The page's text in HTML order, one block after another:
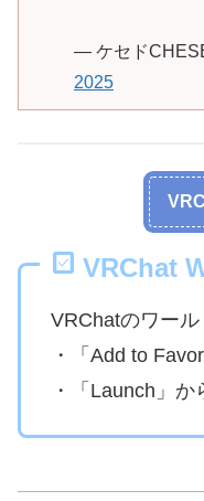
— ケセド
2025
VRChat
VRChatのワール
・「Add to
・「Launch」